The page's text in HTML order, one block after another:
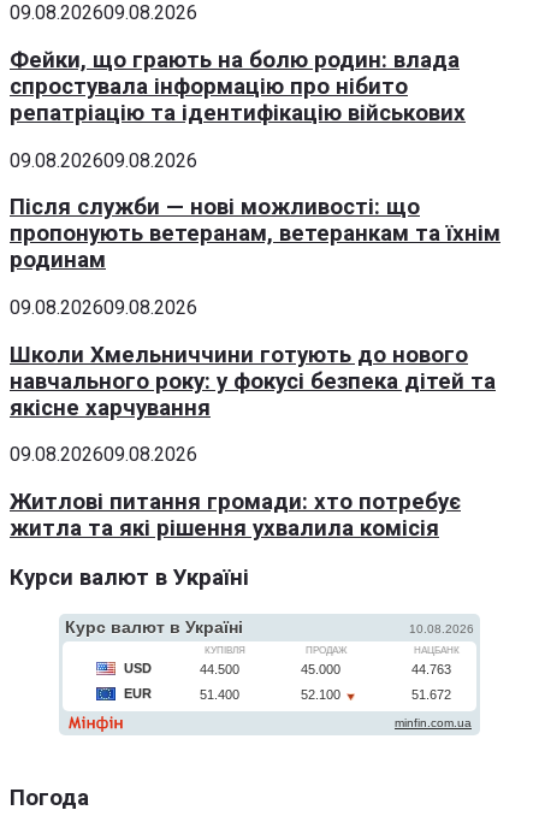
09.08.202609.08.2026
Фейки, що грають на болю родин: влада
спростувала інформацію про нібито
репатріацію та ідентифікацію військових
09.08.202609.08.2026
Після служби — нові можливості: що
пропонують ветеранам, ветеранкам та їхнім
родинам
09.08.202609.08.2026
Школи Хмельниччини готують до нового
навчального року: у фокусі безпека дітей та
якісне харчування
09.08.202609.08.2026
Житлові питання громади: хто потребує
житла та які рішення ухвалила комісія
Курси валют в Україні
Погода